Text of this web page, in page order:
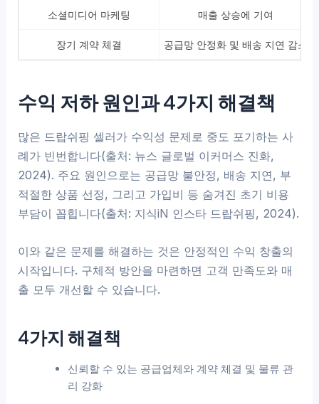
소셜미디어 마케팅 매출 상승에 기여
장기 계약 체결 공급망 안정화 및 배송 지연 감소
수익 저하 원인과 4가지 해결책
많은 드랍쉬핑 셀러가 수익성 문제로 중도 포기하는 사
례가 빈번합니다(출처: 뉴스 글로벌 이커머스 진화,
2024). 주요 원인으로는 공급망 불안정, 배송 지연, 부
적절한 상품 선정, 그리고 가입비 등 숨겨진 초기 비용
부담이 꼽힙니다(출처: 지식iN 인스타 드랍쉬핑, 2024).
이와 같은 문제를 해결하는 것은 안정적인 수익 창출의
시작입니다. 구체적 방안을 마련하면 고객 만족도와 매
출 모두 개선할 수 있습니다.
4가지 해결책
신뢰할 수 있는 공급업체와 계약 체결 및 물류 관
리 강화